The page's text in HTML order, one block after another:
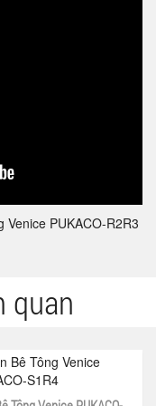
PUKACO-R2R3
quan